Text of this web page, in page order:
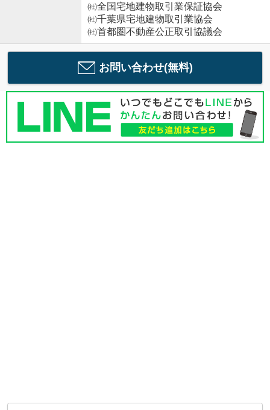
㈳全国宅地建物取引業保証協会
㈳千葉県宅地建物取引業協会
㈳首都圏不動産公正取引協議会
お問い合わせ(無料)